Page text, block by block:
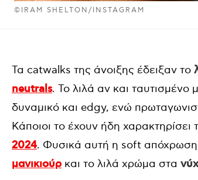
©IRAM SHELTON/INSTAGRAM
Τα catwalks της άνοιξης έδειξαν το
neutrals. Το λιλά αν και ταυτισμένο
δυναμικό και edgy, ενώ
Κάποιοι το έχουν ήδη χαρακτηρίσει
2024. Φυσικά αυτή η soft απόχρωση
μανικιούρ και το λιλά χρώμα στα